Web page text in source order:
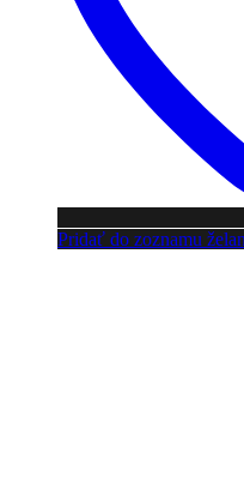
Pridať do zoznamu